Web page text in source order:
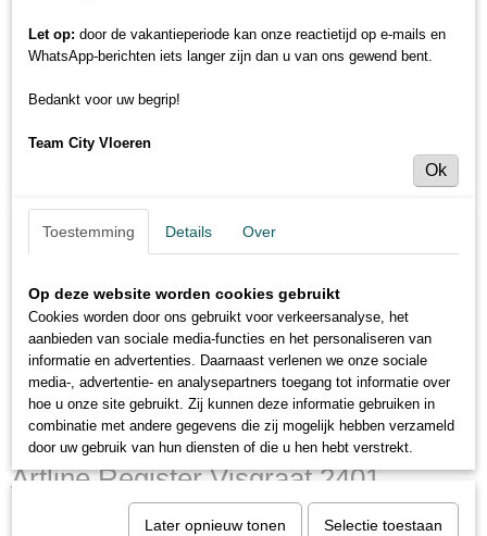
Artline Register Visgraat 2401
Let op: door de vakantieperiode kan onze reactietijd op e-mails en
WhatsApp-berichten iets langer zijn dan u van ons gewend bent.
Bedankt voor uw begrip!
Team City Vloeren
Ok
Toestemming Details Over
Op deze website worden cookies gebruikt
Cookies worden door ons gebruikt voor verkeersanalyse, het
aanbieden van sociale media-functies en het personaliseren van
informatie en advertenties. Daarnaast verlenen we onze sociale
media-, advertentie- en analysepartners toegang tot informatie over
hoe u onze site gebruikt. Zij kunnen deze informatie gebruiken in
combinatie met andere gegevens die zij mogelijk hebben verzameld
door uw gebruik van hun diensten of die u hen hebt verstrekt.
Later opnieuw tonen Selectie toestaan